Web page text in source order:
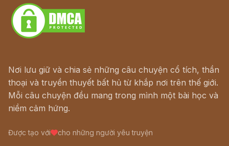
Nơi lưu giữ và chia sẻ những câu chuyện cổ tích, thần
thoại và truyền thuyết bất hủ từ khắp nơi trên thế giới.
Mỗi câu chuyện đều mang trong mình một bài học và
niềm cảm hứng.
Được tạo với cho những người yêu truyện